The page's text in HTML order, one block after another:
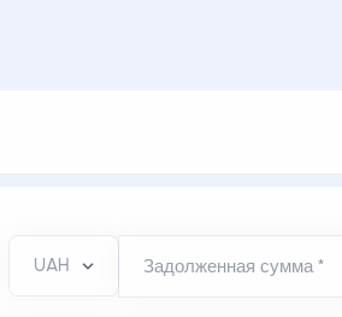
Задолженная сумма *